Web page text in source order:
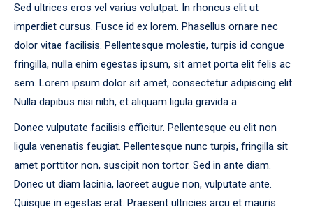
Sed ultrices eros vel varius volutpat. In rhoncus elit ut
imperdiet cursus. Fusce id ex lorem. Phasellus ornare nec
dolor vitae facilisis. Pellentesque molestie, turpis id congue
fringilla, nulla enim egestas ipsum, sit amet porta elit felis ac
sem. Lorem ipsum dolor sit amet, consectetur adipiscing elit.
Nulla dapibus nisi nibh, et aliquam ligula gravida a.
Donec vulputate facilisis efficitur. Pellentesque eu elit non
ligula venenatis feugiat. Pellentesque nunc turpis, fringilla sit
amet porttitor non, suscipit non tortor. Sed in ante diam.
Donec ut diam lacinia, laoreet augue non, vulputate ante.
Quisque in egestas erat. Praesent ultricies arcu et mauris